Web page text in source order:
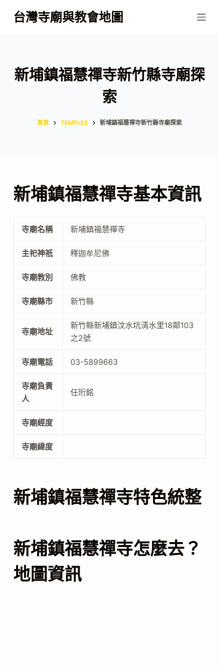
跳
至
容
台灣寺廟與教會地圖
新埔鎮福慧禪寺新竹縣寺廟探
索
首頁 TEMPLES 新埔鎮福慧禪寺新竹縣寺廟探索
新埔鎮福慧禪寺基本資訊
寺廟名稱 新埔鎮福慧禪寺
主祀神祇 釋迦牟尼佛
寺廟教別 佛教
寺廟縣市 新竹縣
寺廟地址
新竹縣新埔鎮汶水坑清水里18鄰103
之2號
寺廟電話 03-5899663
寺廟負責
人
任珩銘
寺廟經度
寺廟緯度
新埔鎮福慧禪寺特色統整
新埔鎮福慧禪寺怎麼去？
地圖資訊